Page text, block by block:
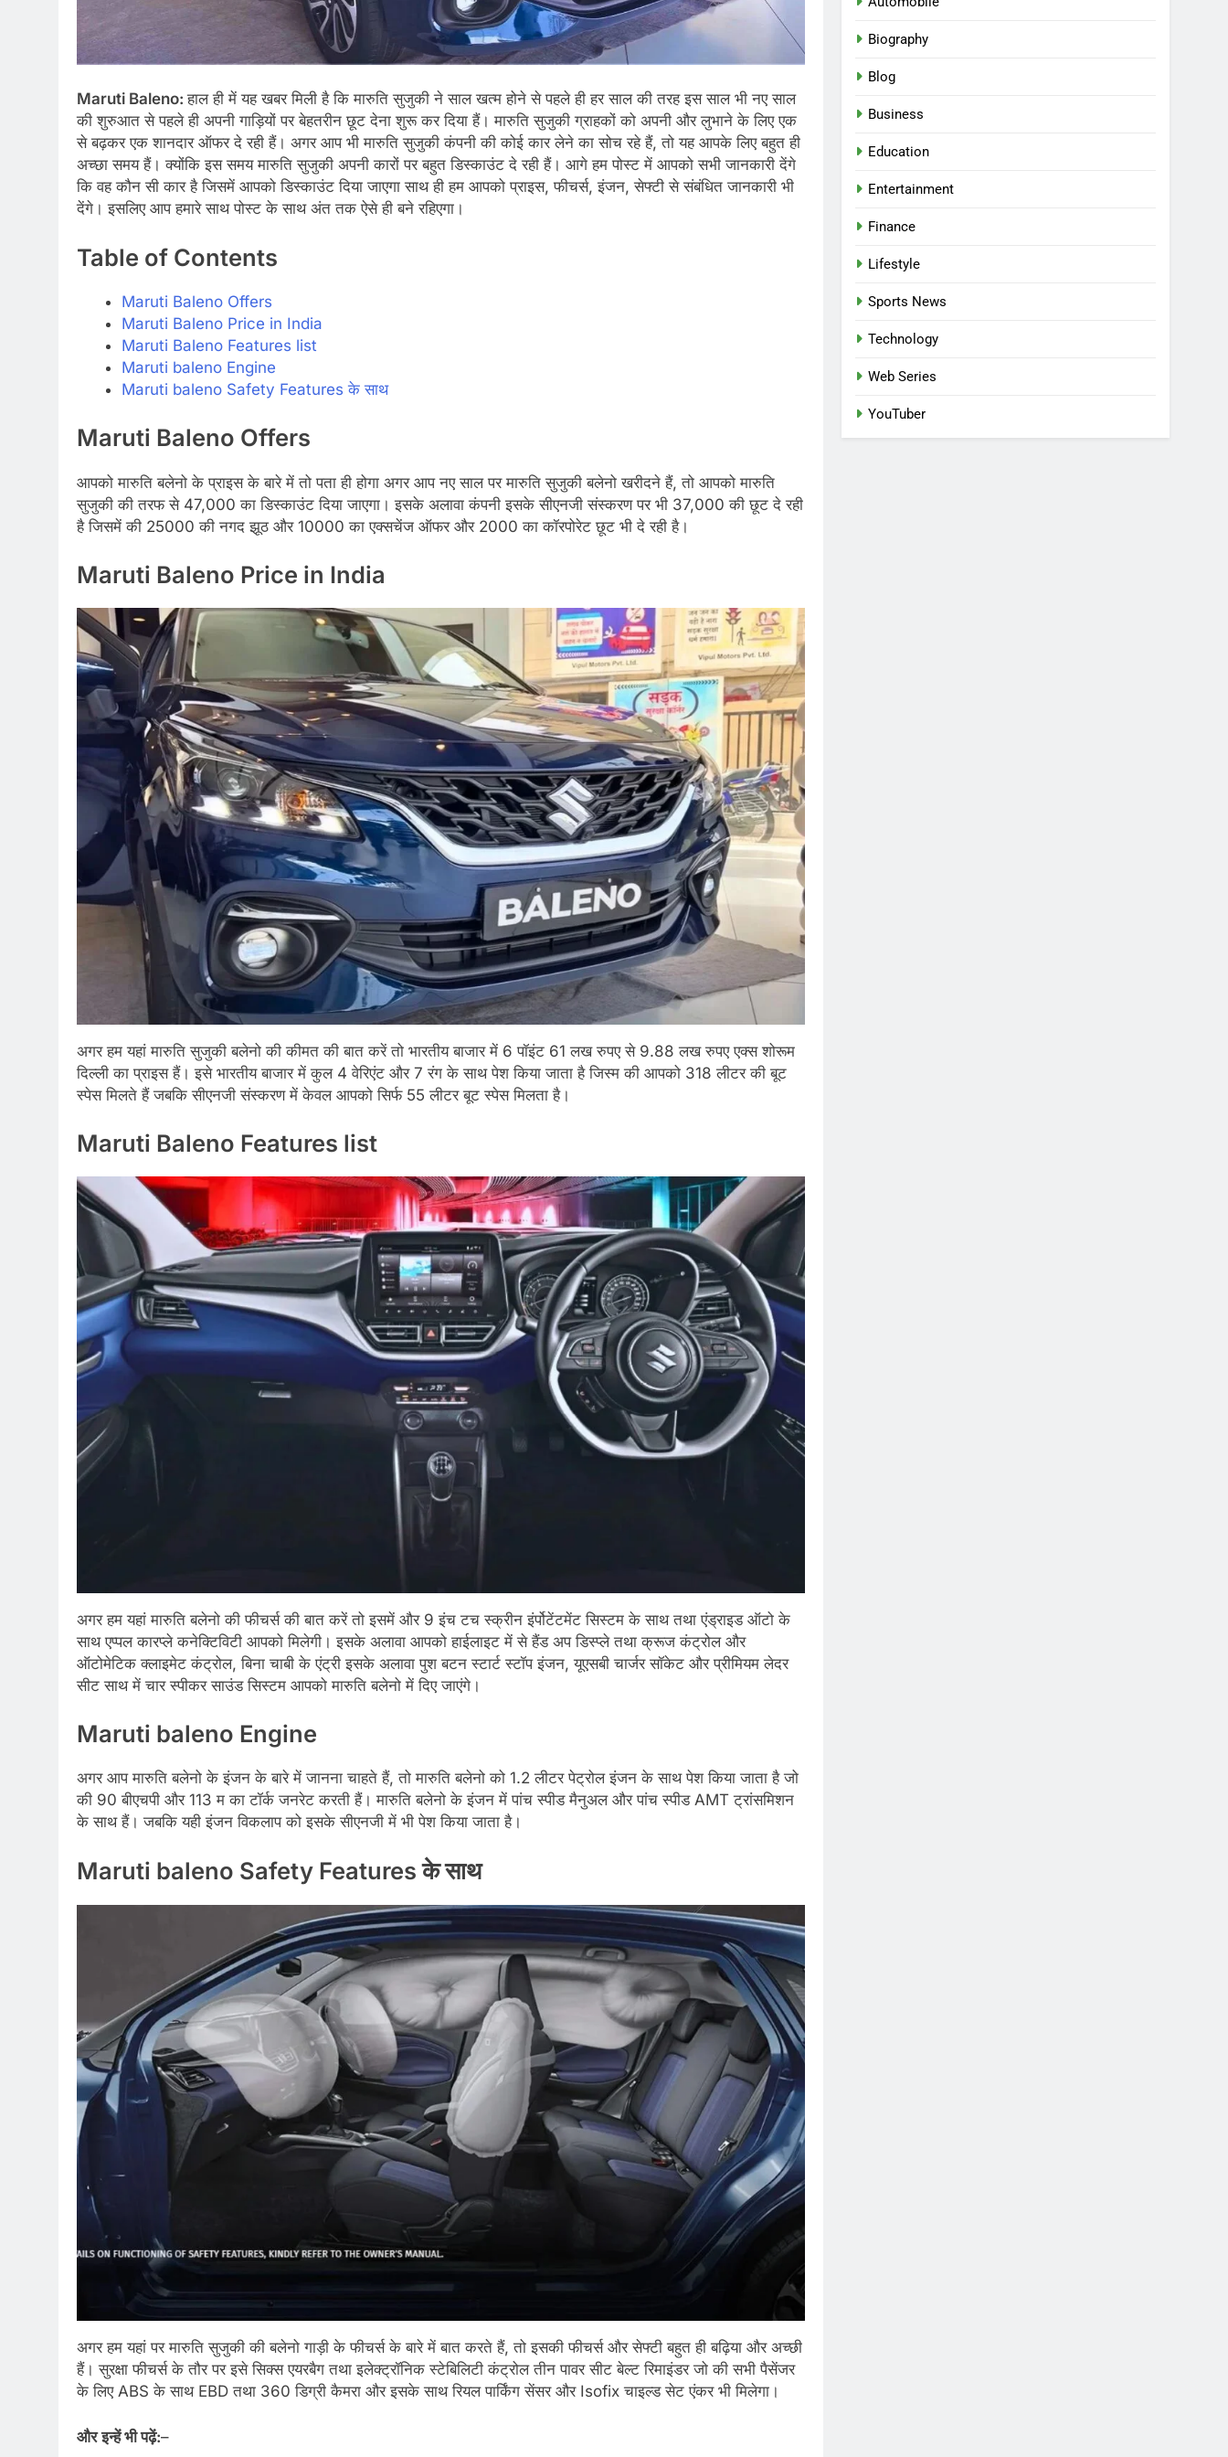
Maruti Baleno:हाल ही में यह खबर मिली है कि मारुति सुजुकी ने साल खत्म होने से पहले ही हर साल की तरह इस साल भी नए साल
की शुरुआत से पहले ही अपनी गाड़ियों पर बेहतरीन छूट देना शुरू कर दिया हैं। मारुति सुजुकी ग्राहकों को अपनी और लुभाने के लिए एक
से बढ़कर एक शानदार ऑफर दे रही हैं। अगर आप भी मारुति सुजुकी कंपनी की कोई कार लेने का सोच रहे हैं, तो यह आपके लिए बहुत ही
अच्छा समय हैं। क्योंकि इस समय मारुति सुजुकी अपनी कारों पर बहुत डिस्काउंट दे रही हैं। आगे हम पोस्ट में आपको सभी जानकारी देंगे
कि वह कौन सी कार है जिसमें आपको डिस्काउंट दिया जाएगा साथ ही हम आपको प्राइस, फीचर्स, इंजन, सेफ्टी से संबंधित जानकारी भी
देंगे। इसलिए आप हमारे साथ पोस्ट के साथ अंत तक ऐसे ही बने रहिएगा।
Table of Contents
Maruti Baleno Offers
Maruti Baleno Price in India
Maruti Baleno Features list
Maruti baleno Engine
Maruti baleno Safety Features के साथ
Maruti Baleno Offers
आपको मारुति बलेनो के प्राइस के बारे में तो पता ही होगा अगर आप नए साल पर मारुति सुजुकी बलेनो खरीदने हैं, तो आपको मारुति
सुजुकी की तरफ से 47,000 का डिस्काउंट दिया जाएगा। इसके अलावा कंपनी इसके सीएनजी संस्करण पर भी 37,000 की छूट दे रही
है जिसमें की 25000 की नगद झूठ और 10000 का एक्सचेंज ऑफर और 2000 का कॉरपोरेट छूट भी दे रही है।
Maruti Baleno Price in India
अगर हम यहां मारुति सुजुकी बलेनो की कीमत की बात करें तो भारतीय बाजार में 6 पॉइंट 61 लख रुपए से 9.88 लख रुपए एक्स शोरूम
दिल्ली का प्राइस हैं। इसे भारतीय बाजार में कुल 4 वेरिएंट और 7 रंग के साथ पेश किया जाता है जिस्म की आपको 318 लीटर की बूट
स्पेस मिलते हैं जबकि सीएनजी संस्करण में केवल आपको सिर्फ 55 लीटर बूट स्पेस मिलता है।
Maruti Baleno Features list
अगर हम यहां मारुति बलेनो की फीचर्स की बात करें तो इसमें और 9 इंच टच स्क्रीन इंर्पोटेंटमेंट सिस्टम के साथ तथा एंड्राइड ऑटो के
साथ एप्पल कारप्ले कनेक्टिविटी आपको मिलेगी। इसके अलावा आपको हाईलाइट में से हैंड अप डिस्प्ले तथा क्रूज कंट्रोल और
ऑटोमेटिक क्लाइमेट कंट्रोल, बिना चाबी के एंट्री इसके अलावा पुश बटन स्टार्ट स्टॉप इंजन, यूएसबी चार्जर सॉकेट और प्रीमियम लेदर
सीट साथ में चार स्पीकर साउंड सिस्टम आपको मारुति बलेनो में दिए जाएंगे।
Maruti baleno Engine
अगर आप मारुति बलेनो के इंजन के बारे में जानना चाहते हैं, तो मारुति बलेनो को 1.2 लीटर पेट्रोल इंजन के साथ पेश किया जाता है जो
की 90 बीएचपी और 113 म का टॉर्क जनरेट करती हैं। मारुति बलेनो के इंजन में पांच स्पीड मैनुअल और पांच स्पीड AMT ट्रांसमिशन
के साथ हैं। जबकि यही इंजन विकलाप को इसके सीएनजी में भी पेश किया जाता है।
Maruti baleno Safety Features के साथ
अगर हम यहां पर मारुति सुजुकी की बलेनो गाड़ी के फीचर्स के बारे में बात करते हैं, तो इसकी फीचर्स और सेफ्टी बहुत ही बढ़िया और अच्छी
हैं। सुरक्षा फीचर्स के तौर पर इसे सिक्स एयरबैग तथा इलेक्ट्रॉनिक स्टेबिलिटी कंट्रोल तीन पावर सीट बेल्ट रिमाइंडर जो की सभी पैसेंजर
के लिए ABS के साथ EBD तथा 360 डिग्री कैमरा और इसके साथ रियल पार्किंग सेंसर और Isofix चाइल्ड सेट एंकर भी मिलेगा।
और इन्हें भी पढ़ें:–
Biography
Blog
Business
Education
Entertainment
Finance
Lifestyle
Sports News
Technology
Web Series
YouTuber